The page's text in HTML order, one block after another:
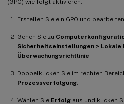
(GPO) wie folgt aktivieren:
Erstellen Sie ein GPO und
Gehen Sie zu
Sicherheitseinstellungen > Lokale
Überwachungsrichtlinie
Doppelklicken Sie im rechten
Prozessverfolgung
Wählen Sie Erfolg aus und klicken